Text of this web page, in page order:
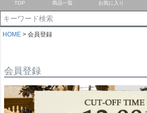
TOP 商品一覧 お気に入り
HOME 会員登録
会員登録